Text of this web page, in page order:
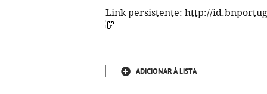
Link persistente: http://
ADICIONAR À LISTA